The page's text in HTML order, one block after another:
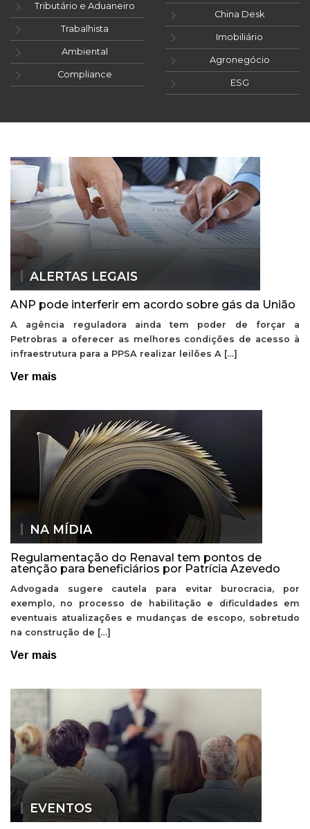
Tributário e Aduaneiro
Trabalhista
Ambiental
Compliance
China Desk
Imobiliário
Agronegócio
ESG
ALERTAS LEGAIS
ANP pode interferir em acordo sobre gás da União
A agência reguladora ainda tem poder de forçar a
Petrobras a oferecer as melhores condições de acesso à
infraestrutura para a PPSA realizar leilões A […]
Ver mais
NA MÍDIA
Regulamentação do Renaval tem pontos de
atenção para beneficiários por Patrícia Azevedo
Advogada sugere cautela para evitar burocracia, por
exemplo, no processo de habilitação e dificuldades em
eventuais atualizações e mudanças de escopo, sobretudo
na construção de […]
Ver mais
EVENTOS